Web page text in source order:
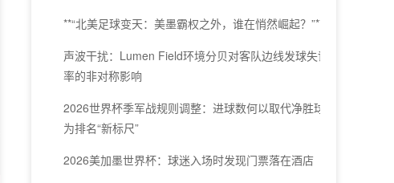
**“北美足球变天：美墨霸权之外，谁在悄然崛起？”**
声波干扰：Lumen Field环境分贝对客队边线发球失误
率的非对称影响
2026世界杯季军战规则调整：进球数何以取代净胜球成
为排名“新标尺”
2026美加墨世界杯：球迷入场时发现门票落在酒店